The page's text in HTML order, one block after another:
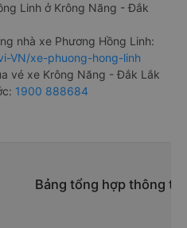
Linh ở Krông Năng - Đắk
nhà xe Phương Hồng Linh:
VN/xe-phuong-hong-linh
vé xe Krông Năng - Đắk Lắk
1900 888684
Bảng tổng hợp thông